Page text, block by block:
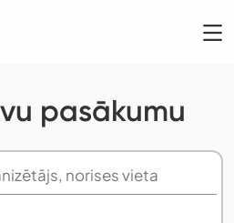
pasākumu